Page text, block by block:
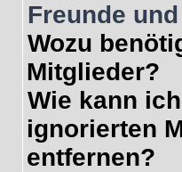
Freunde
Wozu
Mitglieder?
Wie kann
ignorierten
entfernen?